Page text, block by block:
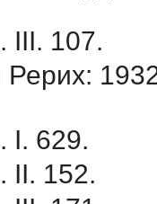
III. 107.
I. 629.
II. 152.